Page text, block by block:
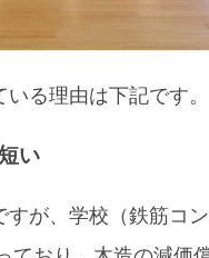
いる理由は下記です。
い
すが、学校（鉄筋コ